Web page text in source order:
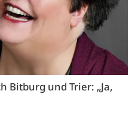
Bitburg und Trier: „Ja,